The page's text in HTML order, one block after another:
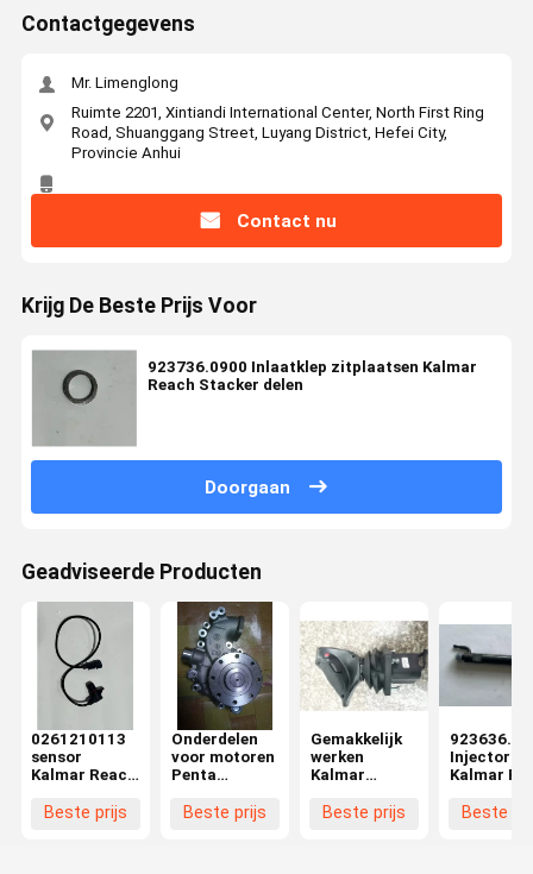
Contactgegevens
Mr. Limenglong
Ruimte 2201, Xintiandi International Center, North First Ring
Road, Shuanggang Street, Luyang District, Hefei City,
Provincie Anhui
Contact nu
Krijg De Beste Prijs Voor
923736.0900 Inlaatklep zitplaatsen Kalmar
Reach Stacker delen
Doorgaan
Geadviseerde Producten
0261210113
sensor
Kalmar Reach
onderdelen
Beste prijs
Onderdelen
voor motoren
Penta
Beste prijs
Gemakkelijk
werken
Kalmar
parts
Beste prijs
Injector
Kalmar
Beste